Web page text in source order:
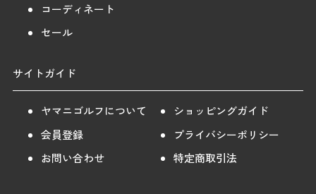
コーディネート
セール
サイトガイド
ヤマニゴルフについて
ショッピングガイド
会員登録
プライバシーポリシー
お問い合わせ
特定商取引法